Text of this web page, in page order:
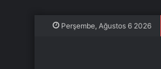
Perşembe, Ağustos 6 2026